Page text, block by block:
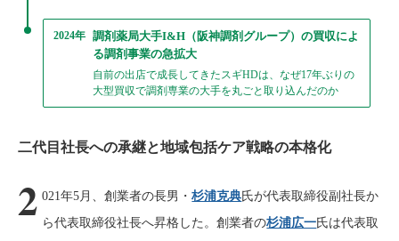
2024年 調剤薬局大手I&H（阪神調剤グループ）の買収によ
る調剤事業の急拡大
自前の出店で成長してきたスギHDは、なぜ17年ぶりの
大型買収で調剤専業の大手を丸ごと取り込んだのか
二代目社長への承継と地域包括ケア戦略の本格化
2 021年5月、創業者の長男・杉浦克典氏が代表取締役副社長か
ら代表取締役社長へ昇格した。創業者の杉浦広一氏は代表取